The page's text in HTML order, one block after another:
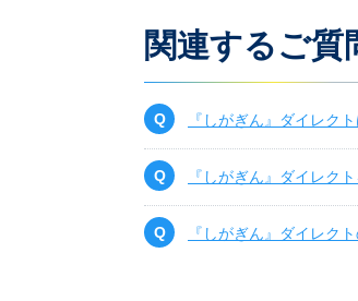
関連するご質
『しがぎん』ダイレク
『しがぎん』ダイレク
『しがぎん』ダイレク